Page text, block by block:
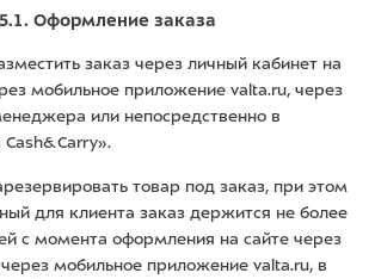
5.1. Оформление заказа
заказ через личный кабинет на
мобильное приложение valta.ru, через
или непосредственно в
товар под заказ, при этом
для клиента заказ держится не более
с момента оформления на сайте через
мобильное приложение valta.ru, в